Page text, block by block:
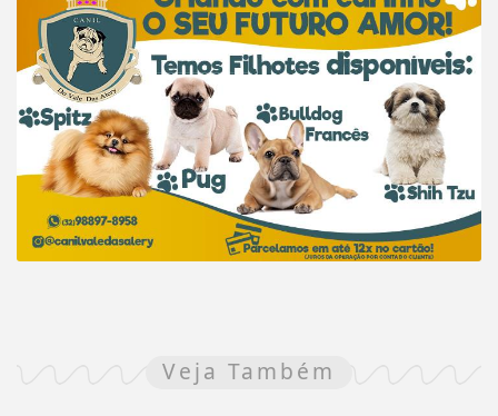
Veja Também